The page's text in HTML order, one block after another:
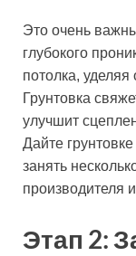
Это очень
глубокого
потолка,
Грунтовка
улучшит
Дайте
занять
производителя
Этап 2: